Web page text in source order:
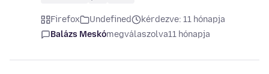
Firefox Undefined
kérdezve: 11 hónapja
Balázs Meskómegválaszolva11 hónapja